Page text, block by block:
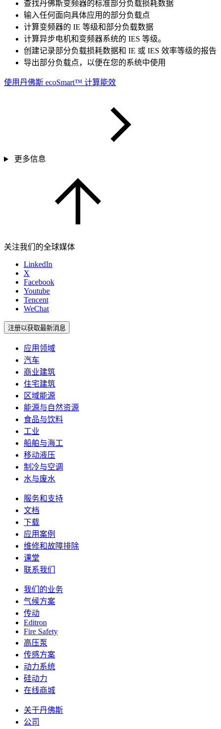
查找丹佛斯变频器的标准部分负载损耗数据
输入任何面向具体应用的部分负载点
计算变频器的 IE 等级和部分负载数据
计算异步电机和变频器系统的 IES 等级。
创建记录部分负载损耗数据和 IE 或 IES 效率等级的报告
导出部分负载点，以便在您的系统中使用
使用丹佛斯 ecoSmart™ 计算能效
更多信息
关注我们的全球媒体
LinkedIn
X
Facebook
Youtube
Tencent
WeChat
注册以获取最新消息
应用领域
汽车
商业建筑
住宅建筑
区域能源
能源与自然资源
食品与饮料
工业
船舶与海工
移动液压
制冷与空调
水与废水
服务和支持
文档
下载
应用案例
维修和故障排除
课堂
联系我们
我们的业务
气候方案
传动
Editron
Fire Safety
高压泵
传感方案
动力系统
硅动力
在线商城
关于丹佛斯
公司